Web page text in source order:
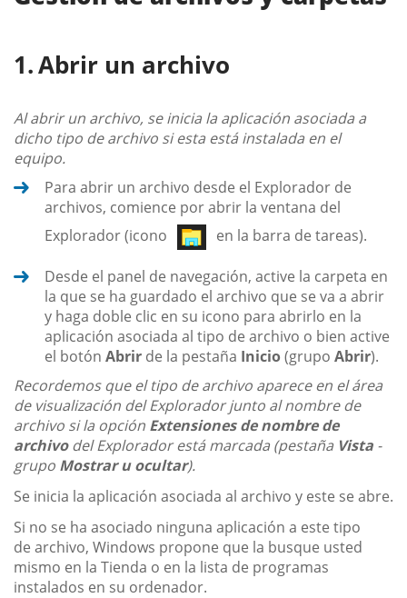
Abrir un archivo
Al abrir un archivo, se inicia la aplicación asociada a
dicho tipo de archivo si esta está instalada en el
equipo.
Para abrir un archivo desde el Explorador de
archivos, comience por abrir la ventana del
Explorador (icono
en la barra de tareas).
Desde el panel de navegación, active la carpeta en
la que se ha guardado el archivo que se va a abrir
y haga doble clic en su icono para abrirlo en la
aplicación asociada al tipo de archivo o bien active
el botón Abrir de la pestaña Inicio(grupo Abrir).
Recordemos que el tipo de archivo aparece en el área
de visualización del Explorador junto al nombre de
archivo si la opción Extensiones de nombre de
archivodel Explorador está marcada (pestaña Vista -
grupo Mostrar u ocultar).
Se inicia la aplicación asociada al archivo y este se abre.
Si no se ha asociado ninguna aplicación a este tipo
de archivo, Windows propone que la busque usted
mismo en la Tienda o en la lista de programas
instalados en su ordenador.